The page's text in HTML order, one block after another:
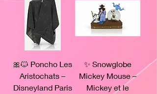
🎀🐱 Poncho Les
Aristochats –
Disneyland Paris
✨ Snowglobe
Mickey Mouse –
Mickey et le